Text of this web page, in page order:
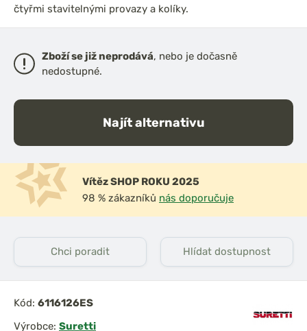
čtyřmi stavitelnými provazy a kolíky.
Zboží se již neprodává, nebo je dočasně
nedostupné.
Najít alternativu
Vítěz SHOP ROKU 2025
98 % zákazníků nás doporučuje
Chci poradit Hlídat dostupnost
Kód: 6116126ES
Výrobce: Suretti